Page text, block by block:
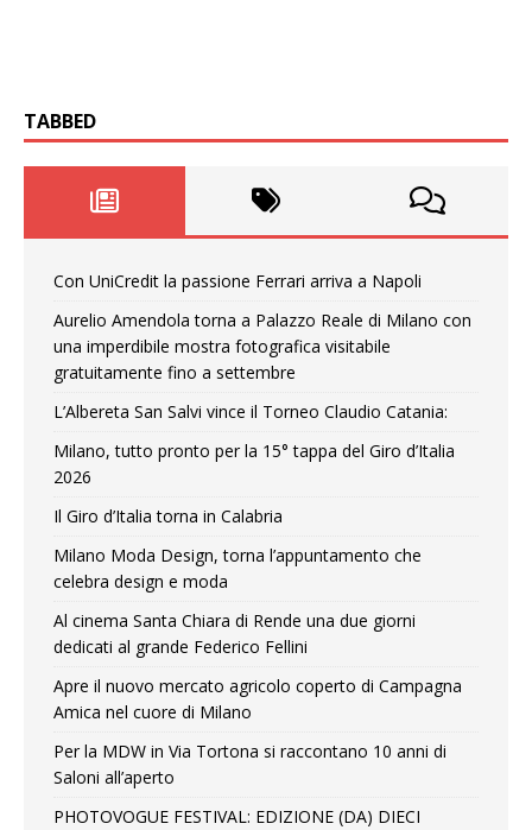
TABBED
Con UniCredit la passione Ferrari arriva a Napoli
Aurelio Amendola torna a Palazzo Reale di Milano con
una imperdibile mostra fotografica visitabile
gratuitamente fino a settembre
L’Albereta San Salvi vince il Torneo Claudio Catania:
Milano, tutto pronto per la 15° tappa del Giro d’Italia
2026
Il Giro d’Italia torna in Calabria
Milano Moda Design, torna l’appuntamento che
celebra design e moda
Al cinema Santa Chiara di Rende una due giorni
dedicati al grande Federico Fellini
Apre il nuovo mercato agricolo coperto di Campagna
Amica nel cuore di Milano
Per la MDW in Via Tortona si raccontano 10 anni di
Saloni all’aperto
PHOTOVOGUE FESTIVAL: EDIZIONE (DA) DIECI